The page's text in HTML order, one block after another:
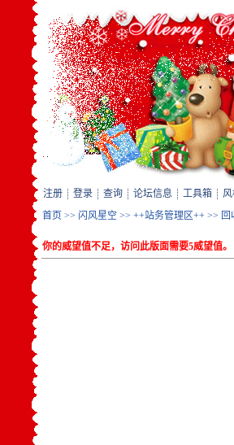
注册 登录 查询 论坛信息 工具箱
首页 >> 闪风星空 >> ++站务管理区++ >> 回
你的威望值不足，访问此版面需要5威望值。